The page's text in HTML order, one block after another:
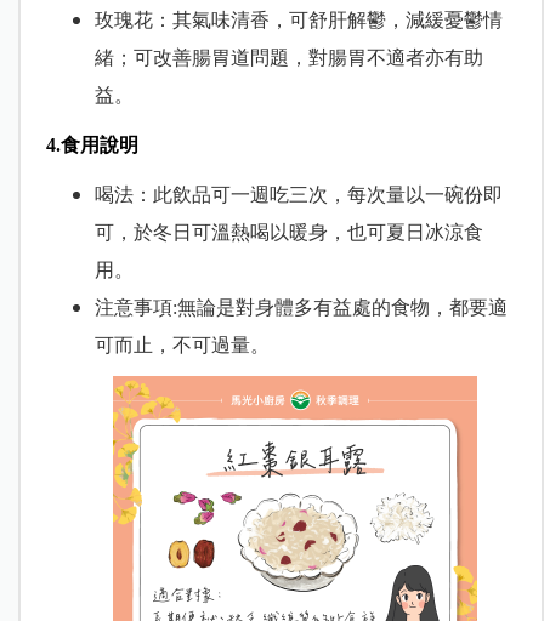
玫瑰花：其氣味清香，可舒肝解鬱，減緩憂鬱情
緒；可改善腸胃道問題，對腸胃不適者亦有助
益。
4.食用說明
喝法：此飲品可一週吃三次，每次量以一碗份即
可，於冬日可溫熱喝以暖身，也可夏日冰涼食
用。
注意事項:無論是對身體多有益處的食物，都要適
可而止，不可過量。